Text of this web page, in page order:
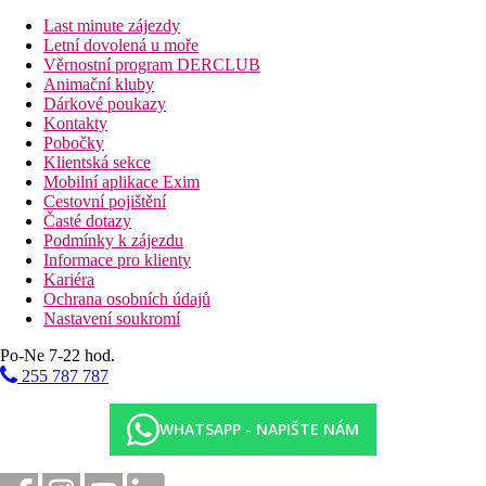
výzdoby poskytují dokonalou atmosféru pro odpočinek po
dlouhém dni.
Wi-Fi připojení a vybavené vlastní dešťovou sprchou, všechny
deluxe pokoje hotelu mají velkorysou manželskou postel, stůl,
TV s plochou obrazovkou, klimatizaci, bezpečnostní schránku,
minibar, čaj a zařízení na přípravu kávy, vysoušeč vlasů a
toaletní potřeby zdarma.
Pokoje také poskytují veškeré moderní vymoženosti, které byste
od luxusního hotelu očekávali, včetně digitálních nápisů Nerušit
a Pokojová služba, které lze ovládat z pohodlí postele, a přístupu
ke dveřím pokoje pro hosty pomocí Bluetooth.
Junior Suite
Naše světlá a prostorná apartmá Junior jsou elegantně zařízena v
teplých, příjemných odstínech a mají okna od podlahy až ke
stropu a veškerý domácí komfort, který potřebujete pro delší
služební cestu nebo dovolenou v Dauhá.
Junior Suites mají velkorysou manželskou postel a mají obývací
pokoj, pracovní prostor, TV s plochou obrazovkou, klimatizaci,
minibar, příslušenství pro přípravu čaje a kávy, vysoušeč vlasů a
toaletní potřeby zdarma.
Kromě toho je každé apartmá vybaveno pohodlnými high-tech
které lze ovládat z pohodlí postele, přístupu ke dveřím pokoje
Last minute zájezdy
Letní dovolená u moře
Věrnostní program DERCLUB
Animační kluby
Dárkové poukazy
Kontakty
Pobočky
Klientská sekce
Mobilní aplikace Exim
Cestovní pojištění
Časté dotazy
Podmínky k zájezdu
Informace pro klienty
Kariéra
Ochrana osobních údajů
Nastavení soukromí
Po-Ne 7-22 hod.
255 787 787
WHATSAPP - NAPIŠTE NÁM